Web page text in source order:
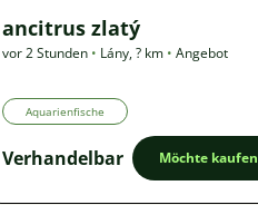
ancitrus zlatý
vor 2 Stunden • Lány,? km • Angebot
Aquarienfische
Verhandelbar Möchte kaufen